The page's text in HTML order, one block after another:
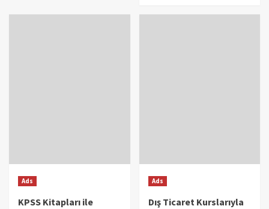
Ads
KPSS Kitapları ile
Ads
Dış Ticaret Kurslarıyla